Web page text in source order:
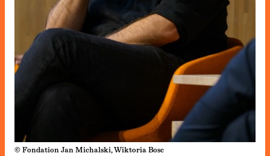
© Fondation Jan Michalski, Wiktoria Bosc